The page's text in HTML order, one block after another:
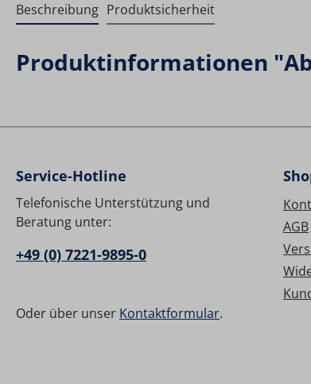
Beschreibung Produktsicherheit
Produktinformationen
Service-Hotline
Telefonische Unterstützung und
Beratung unter:
+49 (0) 7221-9895-0
Oder über unser Kontaktformular.
AGB